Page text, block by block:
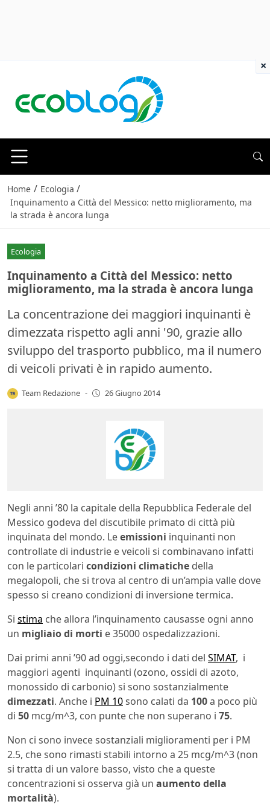
Home / Ecologia /
Inquinamento a Città del Messico: netto miglioramento, ma
la strada è ancora lunga
Ecologia
Inquinamento a Città del Messico: netto
miglioramento, ma la strada è ancora lunga
La concentrazione dei maggiori inquinanti è
dimezzata rispetto agli anni '90, grazie allo
sviluppo del trasporto pubblico, ma il numero
di veicoli privati è in rapido aumento.
Team Redazione - 26 Giugno 2014
Negli anni ’80 la capitale della Repubblica Federale del
Messico godeva del discutibile primato di città più
inquinata del mondo. Leemissioni inquinanti non
controllate di industrie e veicoli si combinavano infatti
con le particolari condizioni climatiche della
megalopoli, che si trova al centro di un’ampia valle dove
spesso si creano condizioni di inversione termica.
Si stima che allora l’inquinamento causasse ogni anno
un migliaio di morti e 35000 ospedalizzazioni.
Dai primi anni ’90 ad oggi,secondo i dati del SIMAT, i
maggiori agenti inquinanti (ozono, ossidi di azoto,
monossido di carbonio) si sono sostanzialmente
dimezzati. Anche i PM 10sono calati da 100a poco più
di 50 mcg/m^3, con punte che non superano i 75.
Non ci sono invece sostanziali miglioramenti per i PM
2.5, che sono rimasti stabili intorno a 25 mcg/m^3 (non
si tratta di un valore basso, visto che a queste
concentrazioni si osserva già un aumento della
mortalità).
×